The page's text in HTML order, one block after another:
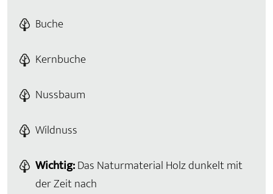
Buche
Kernbuche
Nussbaum
Wildnuss
Wichtig:Das Naturmaterial Holz dunkelt mit
der Zeit nach